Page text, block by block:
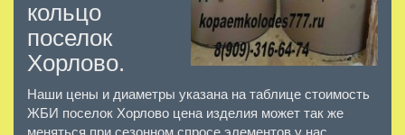
кольцо
поселок
Хорлово.
Наши цены и диаметры указана на таблице стоимость
ЖБИ поселок Хорлово цена изделия может так же
меняться при сезонном спросе элементов у нас